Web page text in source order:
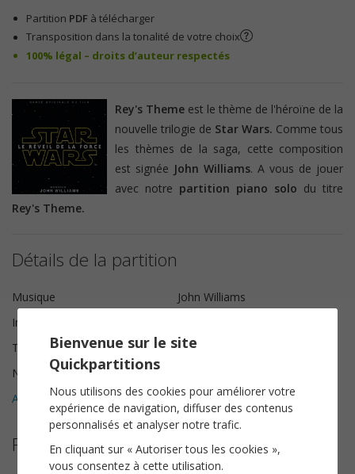
Partition PDF à télécharger
Transposition dans la tonalité de votre choix
100% légal – droits d’auteur respectés
Rey's Theme est le thème de l'héroïne de la
nouvelle trilogie de Star Wars. Comme tous
les thèmes de la saga, cette composition
est signée John Williams. A vous de jouer
avec notre partition piano solo du titre
Rey's Theme.
Détails de la partition
Musique
John Williams
Instrumentation
Tonalité
Do majeur
Nombre de pages
Avis clients (1) 5
Plus de partitions de John Williams
Bienvenue sur le site
Quickpartitions
Nous utilisons des cookies pour améliorer votre
expérience de navigation, diffuser des contenus
personnalisés et analyser notre trafic.
En cliquant sur « Autoriser tous les cookies »,
vous consentez à cette utilisation.